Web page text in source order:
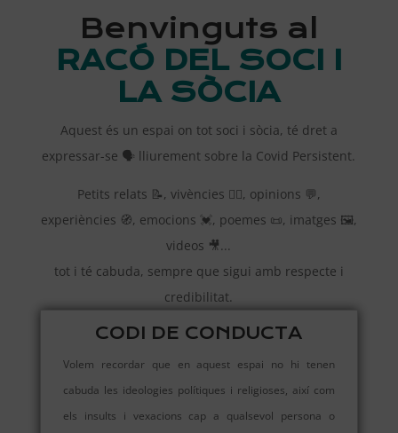
Benvinguts al
RACÓ DEL SOCI I
LA SÒCIA
Aquest és un espai on tot soci i sòcia, té dret a
expressar-se 🗣️ lliurement sobre la Covid Persistent.
Petits relats 📝, vivències 🐱‍🏍, opinions 💬,
experiències 🧭, emocions 💓, poemes 📜, imatges 🖼,
videos 🎥...
tot i té cabuda, sempre que sigui amb respecte i
credibilitat.
CODI DE CONDUCTA
Volem recordar que en aquest espai no hi tenen
cabuda les ideologies polítiques i religioses, així com
els insults i vexacions cap a qualsevol persona o